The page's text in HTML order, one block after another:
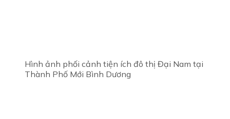
Hình ảnh phối cảnh tiện ích đô thị Đại Nam tại
Thành Phố Mới Bình Dương